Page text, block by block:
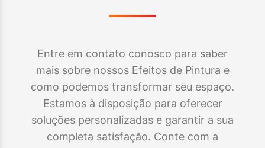
Entre em contato conosco para saber
mais sobre nossos Efeitos de Pintura e
como podemos transformar seu espaço.
Estamos à disposição para oferecer
soluções personalizadas e garantir a sua
completa satisfação. Conte com a